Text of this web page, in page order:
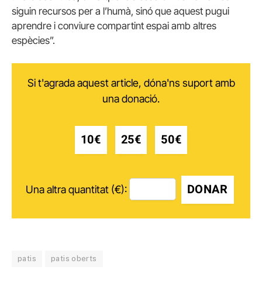
siguin recursos per a l’humà, sinó que aquest pugui
aprendre i conviure compartint espai amb altres
espècies”.
Si t'agrada aquest article, dóna'ns suport amb
una donació.
10€ 25€ 50€
Una altra quantitat (€): DONAR
patis patis oberts